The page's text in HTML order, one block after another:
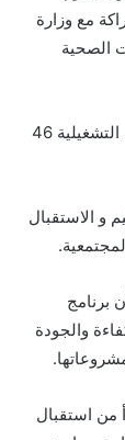
مع وزارة
الصحية
و نُفذت عمليات التوزيع عبر 17 رحلة ميدانية غطّت 10 مدن ومحافظات، فيما بلغ إجمالي ساعات العمل التشغيلية 46
في أعمال التنظيم و الاستقبال
برنامج
والجودة
من استقبال